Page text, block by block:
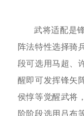
武将适配是
阵法特性选择骑
段可选用马超、
醒即可发挥锋矢
侯惇等觉醒武将
阶阶段选用吕布